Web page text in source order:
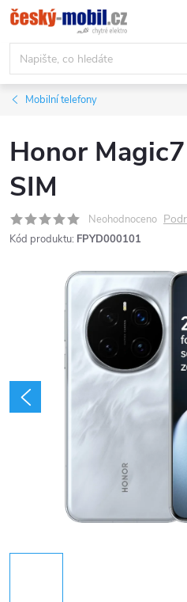
Přejít
na
obsah
Mobilní telefony
Honor
SIM
Neohodnoceno
Kód produktu: FPYD000101